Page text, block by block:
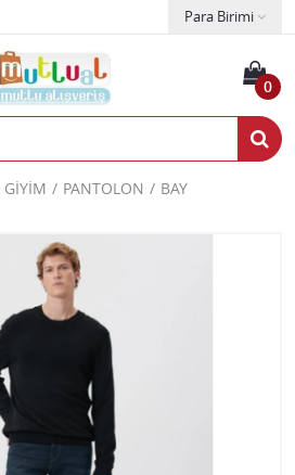
Para Birimi
0
GİYİM PANTOLON BAY